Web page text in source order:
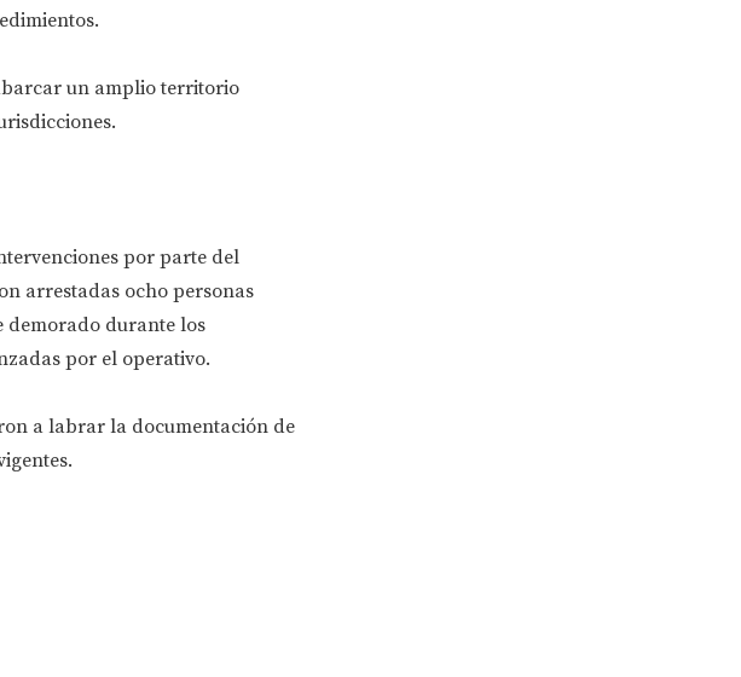
un amplio territorio
por parte del
arrestadas ocho personas
demorado durante los
por el operativo.
a labrar la documentación de